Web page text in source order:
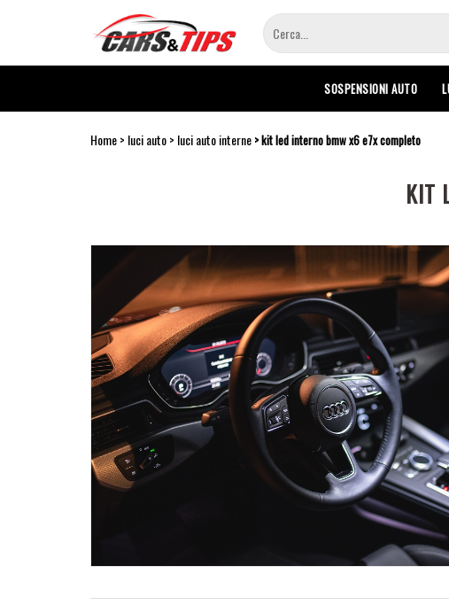
principale
SOSPENSIONI AUTO
Home luci auto luci auto interne kit led interno bmw x6 e7x completo
KIT